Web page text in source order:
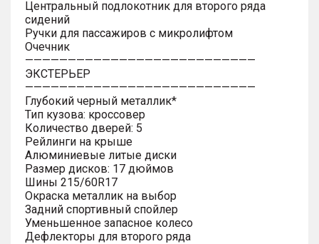
Центральный подлокотник для второго ряда
сидений
Ручки для пассажиров с микролифтом
Очечник
———————————————————————————
ЭКСТЕРЬЕР
———————————————————————————
Глубокий черный металлик*
Тип кузова: кроссовер
Количество дверей: 5
Рейлинги на крыше
Алюминиевые литые диски
Размер дисков: 17 дюймов
Шины 215/60R17
Окраска металлик на выбор
Задний спортивный спойлер
Уменьшенное запасное колесо
Дефлекторы для второго ряда